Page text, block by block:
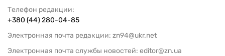
Телефон редакции:
+380 (44) 280-04-85
Электронная почта редакции: zn94@ukr.net
Электронная почта службы новостей: editor@zn.ua